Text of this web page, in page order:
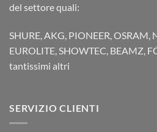
del settore quali:
SHURE, AKG, PIONEER, OSRAM,
EUROLITE, SHOWTEC, BEAMZ,
tantissimi altri
SERVIZIO CLIENTI